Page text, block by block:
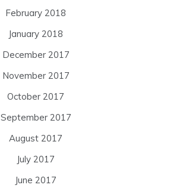
February 2018
January 2018
December 2017
November 2017
October 2017
September 2017
August 2017
July 2017
June 2017